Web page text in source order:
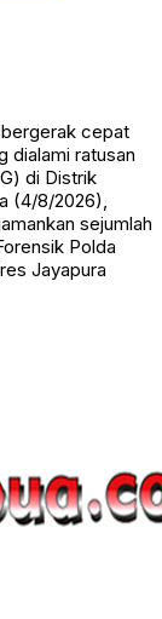
cepat
dialami ratusan
di Distrik
(4/8/2026),
sejumlah
Polda
Jayapura